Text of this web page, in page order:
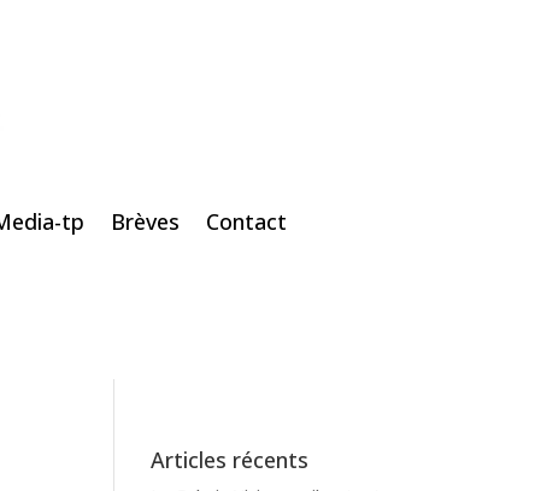
tp Brèves Contact
Articles récents